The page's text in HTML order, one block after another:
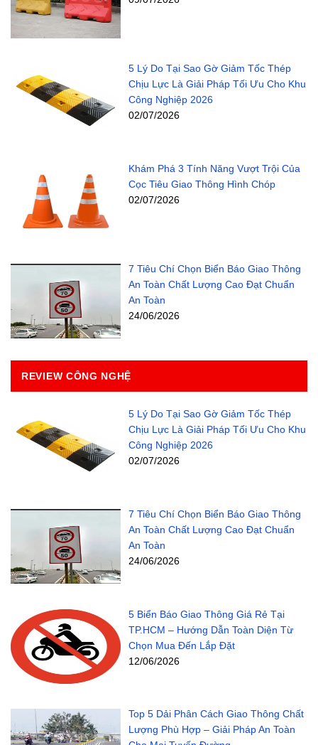
5 Lý Do Tại Sao Gờ Giảm Tốc Thép
Chịu Lực Là Giải Pháp Tối Ưu Cho Khu
Công Nghiệp 2026
02/07/2026
Khám Phá 3 Tính Năng Vượt Trội Của
Cọc Tiêu Giao Thông Hình Chóp
02/07/2026
7 Tiêu Chí Chọn Biển Báo Giao Thông
An Toàn Chất Lượng Cao Đạt Chuẩn
An Toàn
24/06/2026
REVIEW CÔNG NGHỆ
5 Lý Do Tại Sao Gờ Giảm Tốc Thép
Chịu Lực Là Giải Pháp Tối Ưu Cho Khu
Công Nghiệp 2026
02/07/2026
7 Tiêu Chí Chọn Biển Báo Giao Thông
An Toàn Chất Lượng Cao Đạt Chuẩn
An Toàn
24/06/2026
5 Biển Báo Giao Thông Giá Rẻ Tại
TP.HCM – Hướng Dẫn Toàn Diện Từ
Chọn Mua Đến Lắp Đặt
12/06/2026
Top 5 Dải Phân Cách Giao Thông Chất
Lượng Phù Hợp – Giải Pháp An Toàn